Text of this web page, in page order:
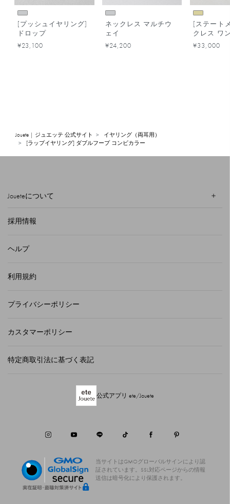
[プッシュイヤリング]
ドロップ
¥23,100
ネックレス マルチウ
ェイ
¥24,200
[ステート
クレス ワ
ク
¥33,000
Jouete | ジュエッテ 公式サイト
イヤリング（両耳用）
[ラップイヤリング] ダブルフープ コンビカラー
Joueteについて
採用情報
ヘルプ
利用規約
プライバシーポリシー
カスタマーポリシー
特定商取引法に基づく表記
公式アプリ ete/Jouete
当サイトはGMOグローバルサインにより認
証されています。
SSL対応ページからの情報
送信は暗号化により保護されます。